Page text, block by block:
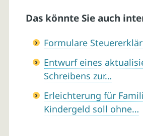
Das könnte Sie auch
Formulare
Entwurf eines
Schreibens zur…
Erleichterung für
Kindergeld soll ohne…